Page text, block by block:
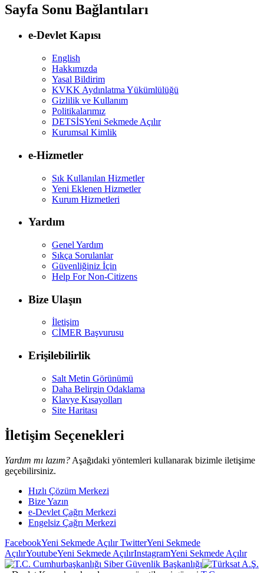
Sayfa Sonu Bağlantıları
e-Devlet Kapısı
English
Hakkımızda
Yasal Bildirim
KVKK Aydınlatma Yükümlülüğü
Gizlilik ve Kullanım
Politikalarımız
DETSİSYeni Sekmede Açılır
Kurumsal Kimlik
e-Hizmetler
Sık Kullanılan Hizmetler
Yeni Eklenen Hizmetler
Kurum Hizmetleri
Yardım
Genel Yardım
Sıkça Sorulanlar
Güvenliğiniz İçin
Help For Non-Citizens
Bize Ulaşın
İletişim
CİMER Başvurusu
Erişilebilirlik
Salt Metin Görünümü
Daha Belirgin Odaklama
Klavye Kısayolları
Site Haritası
İletişim Seçenekleri
Yardım mı lazım? Aşağıdaki yöntemleri kullanarak bizimle iletişime
geçebilirsiniz.
Hızlı Çözüm Merkezi
Bize Yazın
e-Devlet Çağrı Merkezi
Engelsiz Çağrı Merkezi
FacebookYeni Sekmede AçılırTwitterYeni Sekmede
AçılırYoutubeYeni Sekmede AçılırInstagramYeni Sekmede Açılır